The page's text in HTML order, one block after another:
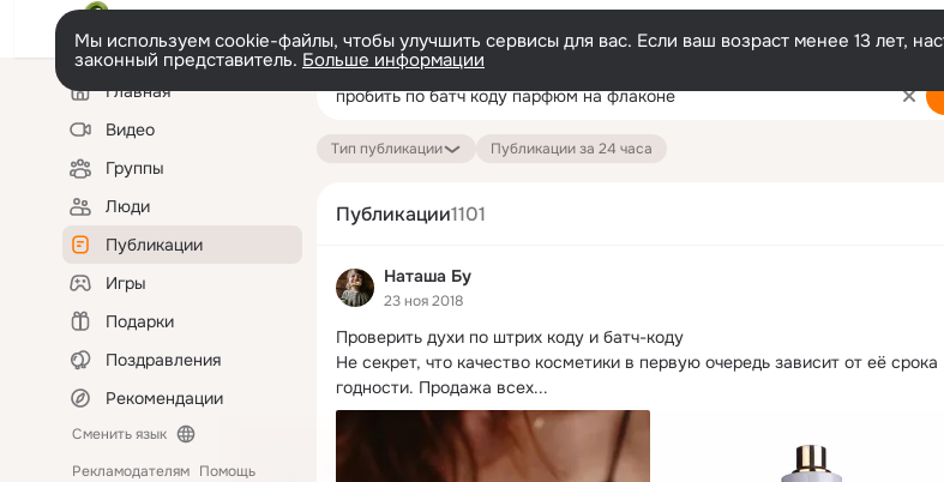
Мы используем cookie-файлы, чтобы улучшить сервисы для вас. Если ваш возраст менее 13 лет,
законный представитель. Больше информации
Левая
колонкаГлавная
Видео
Группы
Люди
Публикации
Игры
Подарки
Поздравления
Рекомендации
Сменить язык
Рекламодателям Помощь
Тип публикации
Публикации за 24 часа
Публикации1101
Наташа Бу
23 ноя 2018
Проверить духи по штрих коду и батч-коду
Не секрет, что качество косметики в первую очередь зависит от её срока
годности. Продажа всех...